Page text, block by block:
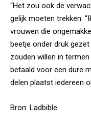
“Het zou ook de
gelijk moeten trekken.
vrouwen die
beetje onder druk
zouden willen in
betaald voor een dure
delen plaatst iedereen
Bron: Ladbible